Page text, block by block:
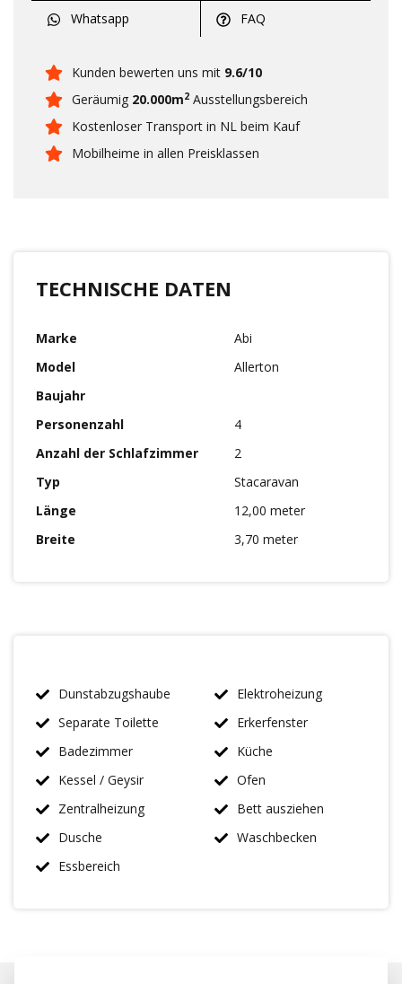
Whatsapp FAQ
Kunden bewerten uns mit 9.6/10
Geräumig 20.000m2 Ausstellungsbereich
Kostenloser Transport in NL beim Kauf
Mobilheime in allen Preisklassen
TECHNISCHE DATEN
Marke
Abi
Model
Allerton
Baujahr
Personenzahl
4
Anzahl der Schlafzimmer
2
Typ
Stacaravan
Länge
12,00 meter
Breite
3,70 meter
Dunstabzugshaube
Separate Toilette
Badezimmer
Kessel / Geysir
Zentralheizung
Dusche
Essbereich
Elektroheizung
Erkerfenster
Küche
Ofen
Bett ausziehen
Waschbecken